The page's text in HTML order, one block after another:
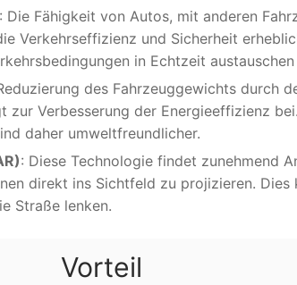
: Die Fähigkeit von Autos, mit anderen
Verkehrseffizienz und Sicherheit
in Echtzeit
des Fahrzeuggewichts durch
zur Verbesserung der Energieeffizienz
daher umweltfreundlicher.
: Diese Technologie findet zunehmend
direkt ins Sichtfeld zu projizieren.
Straße lenken.
Vorteil